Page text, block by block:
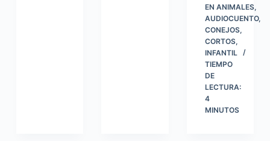
EN ANIMALES,
AUDIOCUENTO,
CONEJOS,
CORTOS,
INFANTIL
TIEMPO
DE
LECTURA:
4
MINUTOS